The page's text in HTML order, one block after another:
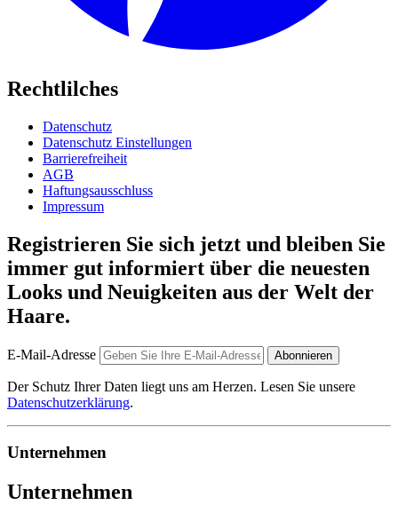
Rechtlilches
Datenschutz
Datenschutz Einstellungen
Barrierefreiheit
AGB
Haftungsausschluss
Impressum
Registrieren Sie sich jetzt und bleiben Sie
immer gut informiert über die neuesten
Looks und Neuigkeiten aus der Welt der
Haare.
E-Mail-Adresse Abonnieren
Der Schutz Ihrer Daten liegt uns am Herzen. Lesen Sie unsere
Datenschutzerklärung.
Unternehmen
Unternehmen